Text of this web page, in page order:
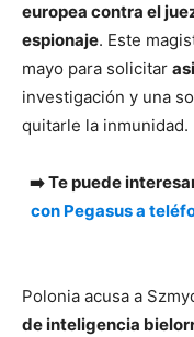
europea contra el
espionaje. Este
mayo para solicitar
investigación y una
quitarle la inmunidad.
➡️ Te puede
con Pegasus a
Polonia acusa a
de inteligencia